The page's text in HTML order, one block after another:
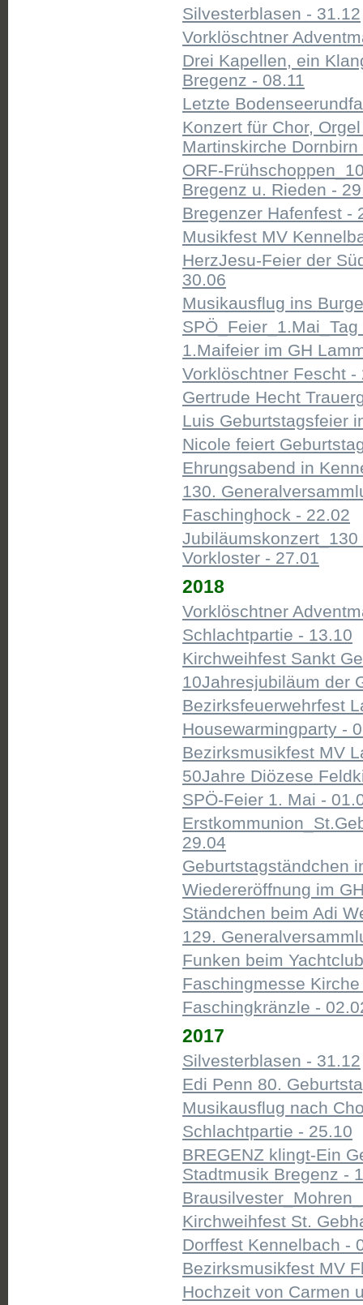
Silvesterblasen - 31.12
Vorklöschtner
Drei Kapellen, ein
Bregenz - 08.11
Letzte
Konzert für Chor,
Martinskirche Dornbirn
ORF-
Bregenz u. Rieden -
Bregenzer Hafenfest -
Musikfest MV
HerzJesu-Feier der
30.06
Musikausflug ins
1.Maifeier im GH
Vorklöschtner Fescht -
Gertrude Hecht
Luis Geburtstagsfeier
Nicole feiert
Ehrungsabend in
130.
Faschinghock - 22.02
Vorkloster - 27.01
2018
Vorklöschtner
Schlachtpartie - 13.10
Kirchweihfest Sankt
10Jahresjubiläum der
Bezirksfeuerwehrfest
Housewarmingparty -
Bezirksmusikfest MV
50Jahre Diözese
SPÖ-Feier 1. Mai -
29.04
Geburtstagständchen
Wiedereröffnung im
Ständchen beim Adi
129.
Funken beim
Faschingmesse
Faschingkränzle -
2017
Silvesterblasen - 31.12
Edi Penn 80.
Musikausflug nach
Schlachtpartie - 25.10
BREGENZ klingt-Ein
Stadtmusik Bregenz -
Kirchweihfest St.
Dorffest Kennelbach -
Bezirksmusikfest MV
Hochzeit von Carmen